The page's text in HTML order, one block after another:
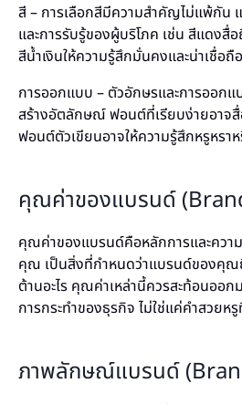
สี – การเลือกสีมีความสำคัญไม่แพ้กัน
และการรับรู้ของผู้บริโภค เช่น สีแดงสื่
สีน้ำเงินให้ความรู้สึกมั่นคงและน่าเชื่อถือ
การออกแบบ – ตัวอักษรและการออก
สร้างอัตลักษณ์ ฟอนต์ที่เรียบง่ายอาจ
ฟอนต์ตัวเขียนอาจให้ความรู้สึกหรูหรา
คุณค่าของแบรนด์
คุณค่าของแบรนด์คือหลักการและควา
คุณ เป็นสิ่งที่กำหนดว่าแบรนด์ของคุณ
ต้านอะไร คุณค่าเหล่านี้ควรสะท้อนออก
การกระทำของธุรกิจ ไม่ใช่แค่คำสวยห
ภาพลักษณ์แบรนด์